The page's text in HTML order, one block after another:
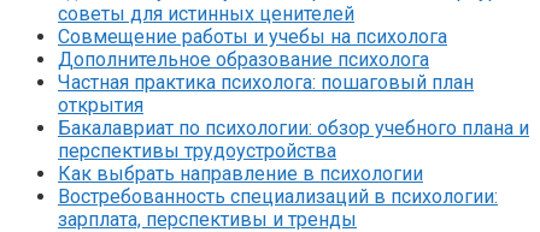
советы для истинных ценителей
Совмещение работы и учебы на психолога
Дополнительное образование психолога
Частная практика психолога: пошаговый план
открытия
Бакалавриат по психологии: обзор учебного плана и
перспективы трудоустройства
Как выбрать направление в психологии
Востребованность специализаций в психологии:
зарплата, перспективы и тренды